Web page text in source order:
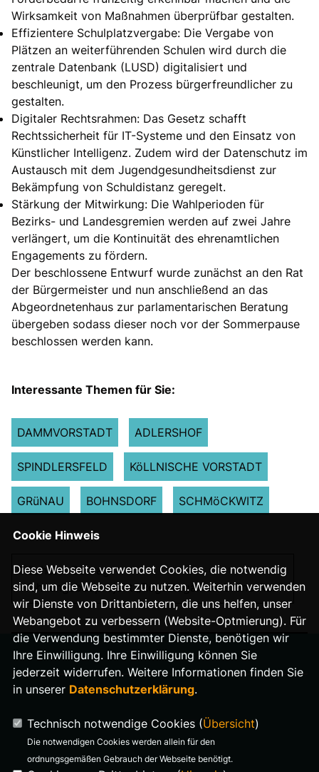
Wirksamkeit von Maßnahmen überprüfbar gestalten.
Effizientere Schulplatzvergabe: Die Vergabe von
Plätzen an weiterführenden Schulen wird durch die
zentrale Datenbank (LUSD) digitalisiert und
beschleunigt, um den Prozess bürgerfreundlicher zu
gestalten.
Digitaler Rechtsrahmen: Das Gesetz schafft
Rechtssicherheit für IT-Systeme und den Einsatz von
Künstlicher Intelligenz. Zudem wird der Datenschutz im
Austausch mit dem Jugendgesundheitsdienst zur
Bekämpfung von Schuldistanz geregelt.
Stärkung der Mitwirkung: Die Wahlperioden für
Bezirks- und Landesgremien werden auf zwei Jahre
verlängert, um die Kontinuität des ehrenamtlichen
Engagements zu fördern.
Der beschlossene Entwurf wurde zunächst an den Rat
der Bürgermeister und nun anschließend an das
Abgeordnetenhaus zur parlamentarischen Beratung
übergeben sodass dieser noch vor der Sommerpause
beschlossen werden kann.
Interessante Themen für Sie:
DAMMVORSTADT ADLERSHOF
SPINDLERSFELD KöLLNISCHE VORSTADT
GRüNAU BOHNSDORF SCHMöCKWITZ
Nächster Beitrag
Wohnungsbauprojekt „Regattagärten Grüne Aue“
IMPRESSUM
DATENSCHUTZ
Cookie Hinweis
Diese Webseite verwendet Cookies, die notwendig
sind, um die Webseite zu nutzen. Weiterhin verwenden
wir Dienste von Drittanbietern, die uns helfen, unser
Webangebot zu verbessern (Website-Optmierung). Für
die Verwendung bestimmter Dienste, benötigen wir
Ihre Einwilligung. Ihre Einwilligung können Sie
jederzeit widerrufen. Weitere Informationen finden Sie
in unserer Datenschutzerklärung.
Technisch notwendige Cookies (Übersicht)
Die notwendigen Cookies werden allein für den
ordnungsgemäßen Gebrauch der Webseite benötigt.